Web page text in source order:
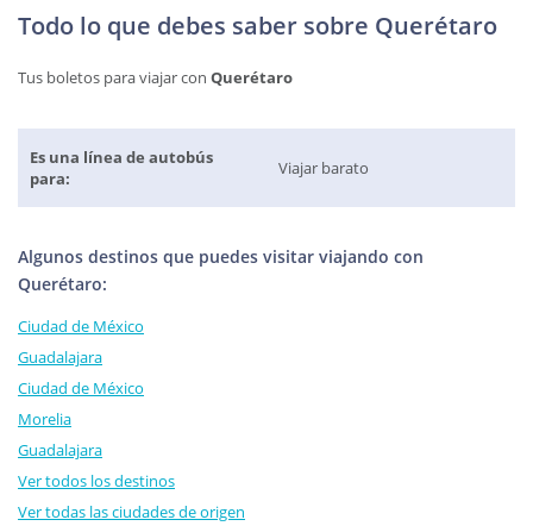
Todo lo que debes saber sobre Querétaro
Tus boletos para viajar con Querétaro
Es una línea de autobús
para:
Viajar barato
Algunos destinos que puedes visitar viajando con
Querétaro:
Ciudad de México
Guadalajara
Ciudad de México
Morelia
Guadalajara
Ver todos los destinos
Ver todas las ciudades de origen